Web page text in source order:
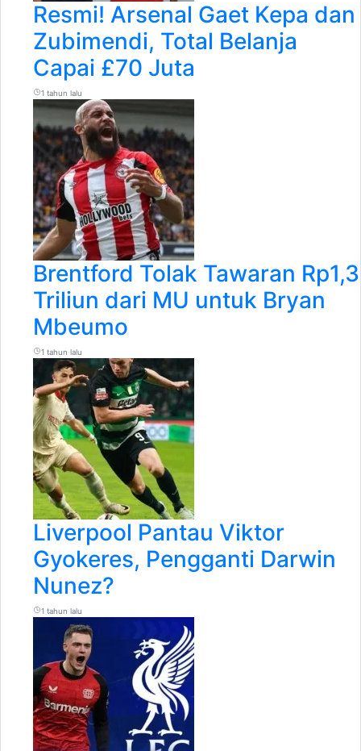
Resmi! Arsenal Gaet Kepa dan
Zubimendi, Total Belanja
Capai £70 Juta
1 tahun lalu
Brentford Tolak Tawaran Rp1,3
Triliun dari MU untuk Bryan
Mbeumo
1 tahun lalu
Liverpool Pantau Viktor
Gyokeres, Pengganti Darwin
Nunez?
1 tahun lalu